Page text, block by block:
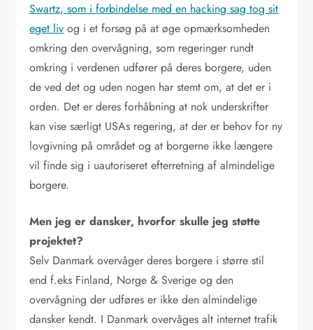
Swartz, som i forbindelse med en hacking sag tog sit
eget liv og i et forsøg på at øge opmærksomheden
omkring den overvågning, som regeringer rundt
omkring i verdenen udfører på deres borgere, uden
de ved det og uden nogen har stemt om, at det er i
orden. Det er deres forhåbning at nok underskrifter
kan vise særligt USAs regering, at der er behov for ny
lovgivning på området og at borgerne ikke længere
vil finde sig i uautoriseret efterretning af almindelige
borgere.
Men jeg er dansker, hvorfor skulle jeg støtte
projektet?
Selv Danmark overvåger deres borgere i større stil
end f.eks Finland, Norge & Sverige og den
overvågning der udføres er ikke den almindelige
dansker kendt. I Danmark overvåges alt internet trafik